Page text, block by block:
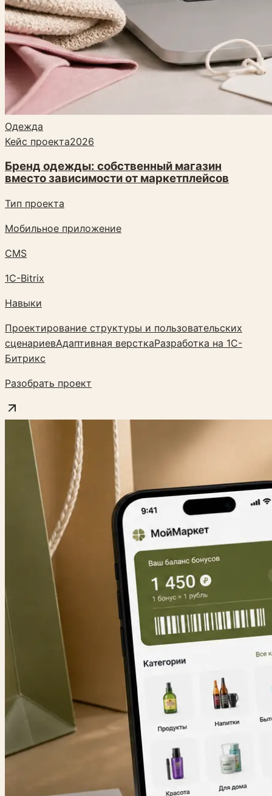
Одежда
Кейс проекта2026
Бренд одежды: собственный магазин
вместо зависимости от маркетплейсов
Тип проекта
Мобильное приложение
CMS
1C-Bitrix
Навыки
Проектирование структуры и пользовательских
сценариевАдаптивная версткаРазработка на 1С-
Битрикс
Разобрать проект